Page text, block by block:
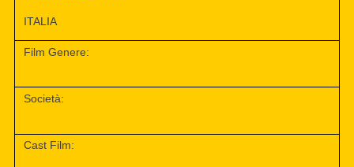
ITALIA
Film Genere:
Società:
Cast Film: